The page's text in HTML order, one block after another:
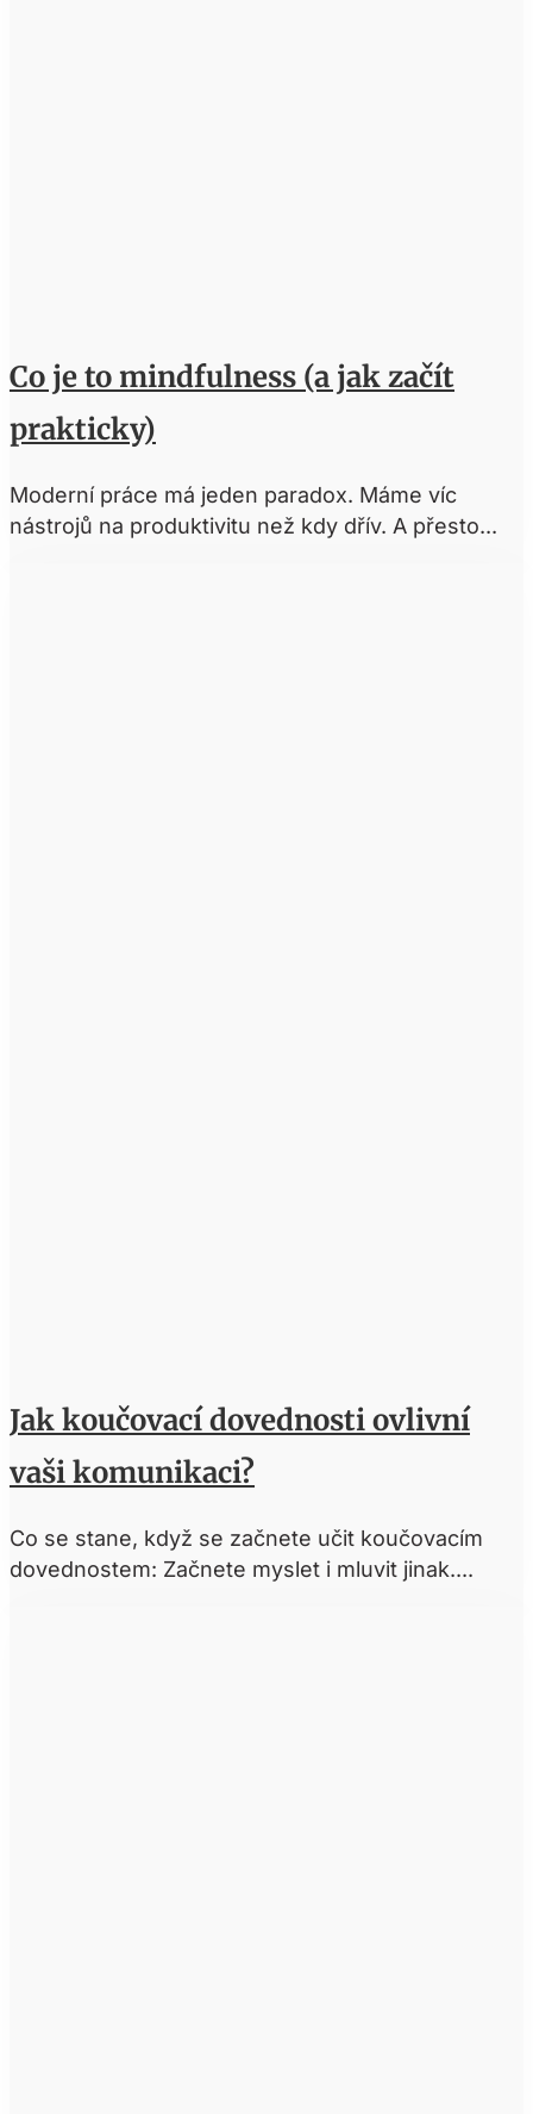
Co je to mindfulness (a jak začít
prakticky)
Moderní práce má jeden paradox. Máme víc
nástrojů na produktivitu než kdy dřív. A přesto...
Jak koučovací dovednosti ovlivní
vaši komunikaci?
Co se stane, když se začnete učit koučovacím
dovednostem: Začnete myslet i mluvit jinak....